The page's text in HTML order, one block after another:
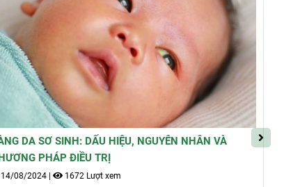
DA SƠ SINH: DẤU HIỆU, NGUYÊN NHÂN VÀ
PHÁP ĐIỀU TRỊ
14/08/2024 | 1672 Lượt xem